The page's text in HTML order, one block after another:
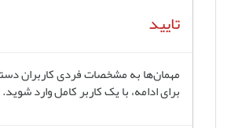
تایید
مهمان‌ها به مشخصات فردی کاربران
برای ادامه، با یک کاربر کامل وارد شوید.